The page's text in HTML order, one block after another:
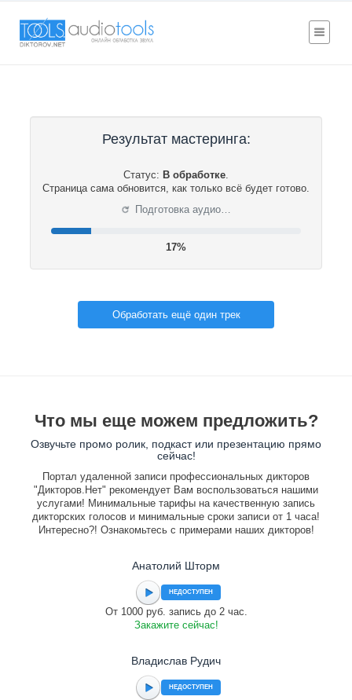
Результат мастеринга:
Статус: В обработке.
Страница сама обновится, как только всё будет готово.
⟳ Подготовка аудио…
17%
Обработать ещё один трек
Что мы еще можем предложить?
Озвучьте промо ролик, подкаст или презентацию прямо
сейчас!
Портал удаленной записи профессиональных дикторов
"Дикторов.Нет" рекомендует Вам воспользоваться нашими
услугами! Минимальные тарифы на качественную запись
дикторских голосов и минимальные сроки записи от 1 часа!
Интересно?! Ознакомьтесь с примерами наших дикторов!
Анатолий Шторм
НЕДОСТУПЕН
От 1000 руб. запись до 2 час.
Закажите сейчас!
Владислав Рудич
НЕДОСТУПЕН